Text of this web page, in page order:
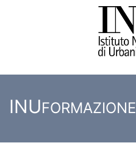
INUFORMAZIONE